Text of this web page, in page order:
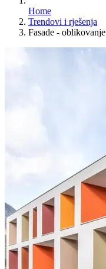
Home
Trendovi i rješenja
Fasade - oblikovanje